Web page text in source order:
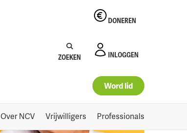
Zoeken:Zoeken
ZOEKEN
DONEREN
INLOGGEN
Word lid
Over NCV Vrijwilligers Professionals